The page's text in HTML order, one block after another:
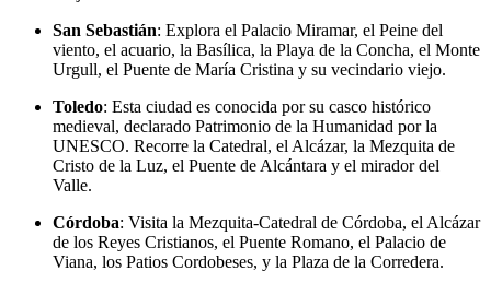
San Sebastián: Explora el Palacio Miramar, el Peine del
viento, el acuario, la Basílica, la Playa de la Concha, el Monte
Urgull, el Puente de María Cristina y su vecindario viejo.
Toledo: Esta ciudad es conocida por su casco histórico
medieval, declarado Patrimonio de la Humanidad por la
UNESCO. Recorre la Catedral, el Alcázar, la Mezquita de
Cristo de la Luz, el Puente de Alcántara y el mirador del
Valle.
Córdoba: Visita la Mezquita-Catedral de Córdoba, el Alcázar
de los Reyes Cristianos, el Puente Romano, el Palacio de
Viana, los Patios Cordobeses, y la Plaza de la Corredera.